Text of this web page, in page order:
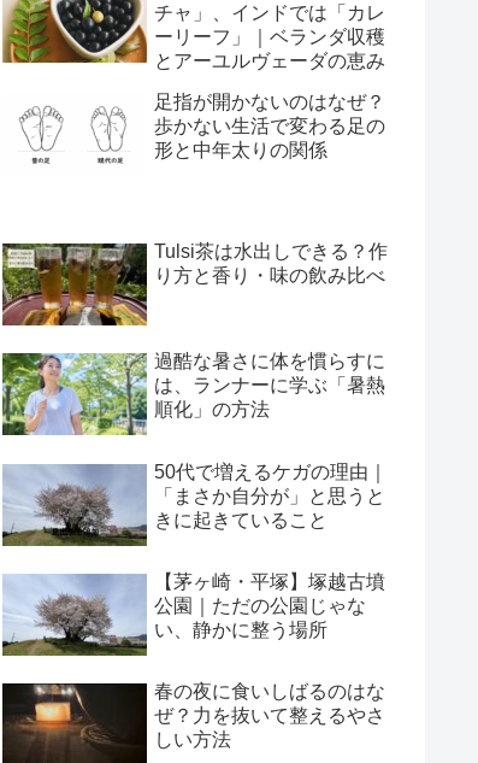
チャ」、インドでは「カレ
ーリーフ」｜ベランダ収穫
とアーユルヴェーダの恵み
足指が開かないのはなぜ？
歩かない生活で変わる足の
形と中年太りの関係
Tulsi茶は水出しできる？作
り方と香り・味の飲み比べ
過酷な暑さに体を慣らすに
は、ランナーに学ぶ「暑熱
順化」の方法
50代で増えるケガの理由｜
「まさか自分が」と思うと
きに起きていること
【茅ヶ崎・平塚】塚越古墳
公園｜ただの公園じゃな
い、静かに整う場所
春の夜に食いしばるのはな
ぜ？力を抜いて整えるやさ
しい方法